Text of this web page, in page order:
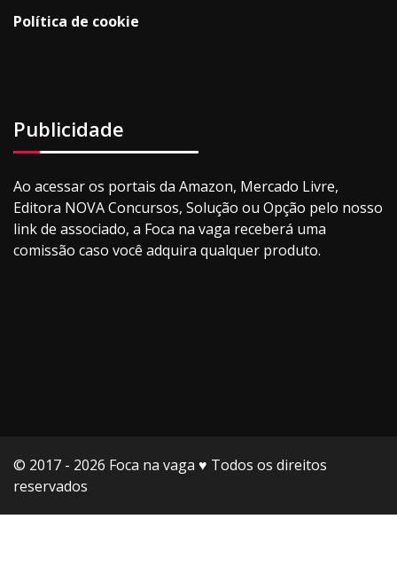
Política de cookie
Publicidade
Ao acessar os portais da Amazon, Mercado Livre,
Editora NOVA Concursos, Solução ou Opção pelo nosso
link de associado, a Foca na vaga receberá uma
comissão caso você adquira qualquer produto.
© 2017 - 2026 Foca na vaga ♥️ Todos os direitos
reservados